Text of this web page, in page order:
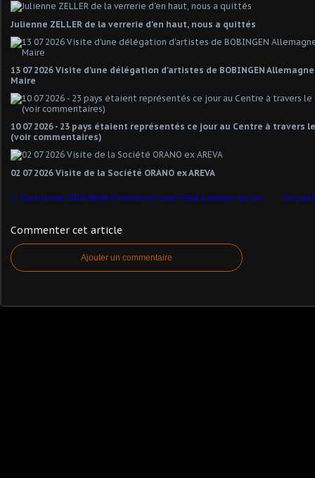
Julienne ZELLER de la verrerie d'en haut, nous a quittés
13 07 2026 Visite d'une délégation d'artistes de BOBINGEN
Maire
10 07 2026 - 23 pays étaient représentés ce jour au Centre à travers le
(voir commentaires)
02 07 2026 Visite de la Société ORANO ex AREVA
Tourissima 2018 René Diverchy et Jean-Paul Lamarre sur notre stand
Commenter cet article
Ajouter un commentaire